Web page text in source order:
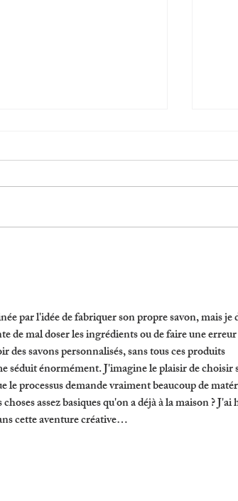
en
par l'idée de fabriquer son propre savon, mais je
de mal doser les ingrédients ou de faire une erreur
savons personnalisés, sans tous ces produits
séduit énormément. J'imagine le plaisir de choisir
le processus demande vraiment beaucoup de
assez basiques qu'on a déjà à la maison ? J'ai
cette aventure créative…